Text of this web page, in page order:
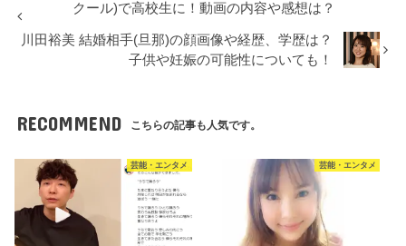
クール)で高校生に！動画の内容や感想は？
川田裕美 結婚相手(旦那)の顔画像や経歴、学歴は？
子供や妊娠の可能性についても！
RECOMMEND こちらの記事も人気です。
芸能・エンタメ 芸能・エンタメ